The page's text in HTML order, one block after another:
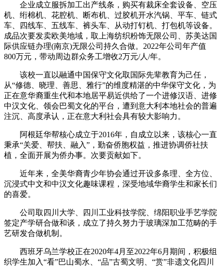
企业成立服拆加工出产线条，购买有裁床全套设备、空压
机、绗棉机、花腔机、断布机、过胶机开水汽锅、平车、链式
车、四线车、五线车、裤头车、从动打钉机、打包机等设备。
成品次要发卖欧美地域，取上海纺织粉饰无限公司、苏美达国
际供应链办理(南京)无限公司持久合做。2022年公司年产值
800万元，带动周边群众务工增收2万元/人/年。
该校一直以融通中国保守文化取国际先辈教育为己任，
从“修德、晓理、善思、雅行”的维度精湛的中华保守文化，为
正在意华裔重生代和本地居平易近供给了一个进修汉语、进修
中汉文化、领会巴蜀文化的平台，遭到意大利本地社会的普遍
注沉、高度承认，正在意大利社会具有较大影响力。
阿根廷华帮核心成立于2016年，自成立以来，该核心一直
秉承“关爱、帮扶、融入”，勤奋侨胞权益，推进协调侨社扶
植，全面开展为侨办事。次要贡献如下。
近年来，全美华裔青少年协会通过开设多条理、全方位、
沉浸式中文和中汉文化趣味课程，深受地域华裔学生和家长们
的喜爱。
公司取四川大学、四川工业科技学院、绵阳职业手艺学院
签定产学研合做和谈，成立了持久努力于玻璃深加工范畴的手
艺研发合做机制。
西班牙乌兰学校正在2020年4月至2022年6月期间，积极组
织学生加入“看”巴山蜀水、“品”古蜀文明、“赏”非遗文化四川